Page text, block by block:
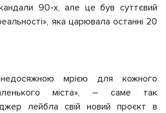
90-х, але це був суттєвий
яка царювала останні 20
мрією для кожного
міста», – саме так
лейбла свій новий проєкт в